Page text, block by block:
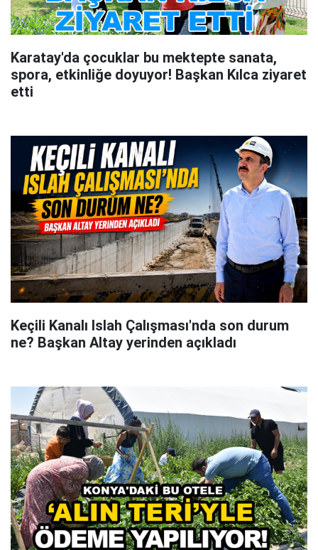
Karatay'da çocuklar bu mektepte sanata,
spora, etkinliğe doyuyor! Başkan Kılca ziyaret
etti
Keçili Kanalı Islah Çalışması'nda son durum
ne? Başkan Altay yerinden açıkladı